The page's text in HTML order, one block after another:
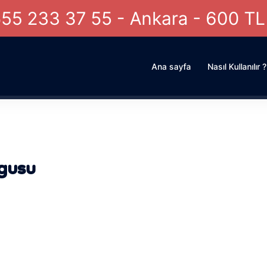
Ana sayfa Nasıl Kullanılır ?
233 37 55 - Ankara - 600 TL